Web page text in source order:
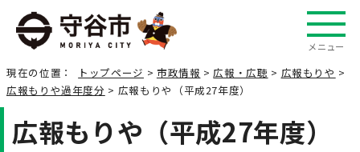
メニュー
現在の位置： トップページ > 市政情報 >広報・広聴 > 広報もりや >
広報もりや過年度分 > 広報もりや（平成27年度）
広報もりや（平成27年度）